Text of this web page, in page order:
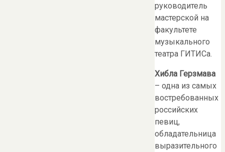
руководитель
мастерской на
факультете
музыкального
театра ГИТИСа.
Хибла Герзмава
– одна из самых
востребованных
российских
певиц,
обладательница
выразительного